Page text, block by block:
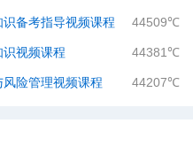
备考指导视频课程 44509℃
视频课程 44381℃
险管理视频课程 44207℃